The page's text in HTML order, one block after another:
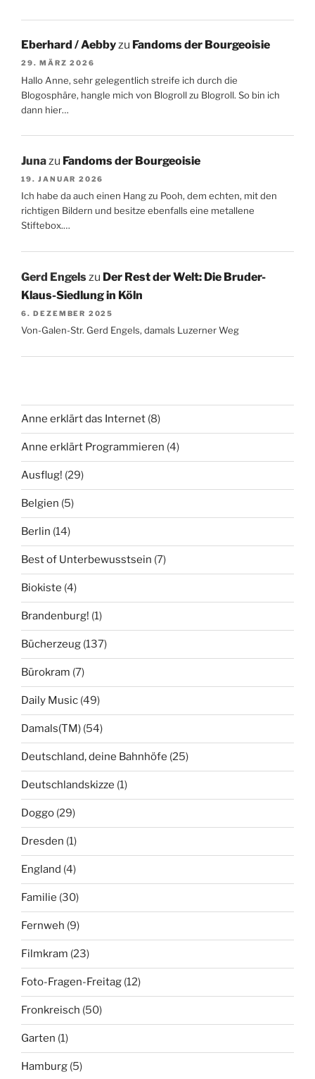
Eberhard / Aebbyzu Fandoms der Bourgeoisie
29. MÄRZ 2026
Hallo Anne, sehr gelegentlich streife ich durch die
Blogosphäre, hangle mich von Blogroll zu Blogroll. So bin ich
dann hier…
Junazu Fandoms der Bourgeoisie
19. JANUAR 2026
Ich habe da auch einen Hang zu Pooh, dem echten, mit den
richtigen Bildern und besitze ebenfalls eine metallene
Stiftebox.…
Gerd Engels zu Der Rest der Welt: Die Bruder-
Klaus-Siedlung in Köln
6. DEZEMBER 2025
Von-Galen-Str. Gerd Engels, damals Luzerner Weg
Anne erklärt das Internet (8)
Anne erklärt Programmieren (4)
Ausflug! (29)
Belgien (5)
Berlin (14)
Best of Unterbewusstsein (7)
Biokiste (4)
Brandenburg! (1)
Bücherzeug (137)
Bürokram (7)
Daily Music (49)
Damals(TM) (54)
Deutschland, deine Bahnhöfe (25)
Deutschlandskizze (1)
Doggo (29)
Dresden (1)
England (4)
Familie (30)
Fernweh (9)
Filmkram (23)
Foto-Fragen-Freitag (12)
Fronkreisch (50)
Garten (1)
Hamburg (5)